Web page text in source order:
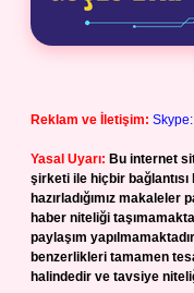
Reklam ve İletişim:
Yasal Uyarı: Bu internet
şirketi ile hiçbir bağlantısı
hazırladığımız
haber niteliği
paylaşım
benzerlikleri tamamen
halindedir ve tavsiye